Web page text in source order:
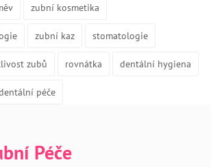
zubní kosmetika
zubní kaz stomatologie
zubů rovnátka dentální hygiena
péče
Péče